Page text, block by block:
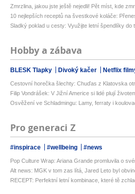
Zmrzlina, jakou jste ještě nejedli! Pět míst, kde
10 nejlepších receptů na švestkové koláče:
Sladký poklad u cesty: Využijte letní špendlíky do
Hobby a zábava
BLESK Tlapky Divoký kačer Netflix
Cestovní horečka šlechty: Chuďas z Klatovska
Filip Vondrášek: V Jižní Americe si lidé plují
Osvěžení ve Schladmingu: Lamy, ferraty i
Pro generaci Z
#inspirace #wellbeing #news
Pop Culture Wrap: Ariana Grande promluvila o
Alt news: MGK v tom zas lítá, Jared Leto byl
RECEPT: Perfektní letní kombinace, které tě